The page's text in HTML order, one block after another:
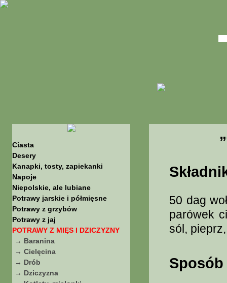
Ciasta
Desery
Kanapki, tosty, zapiekanki
Napoje
Niepolskie, ale lubiane
Potrawy jarskie i półmięsne
Potrawy z grzybów
Potrawy z jaj
POTRAWY Z MIĘS I DZICZYZNY
→ Baranina
→ Cielęcina
→ Drób
→ Dziczyzna
50 dag
parówek
sól,